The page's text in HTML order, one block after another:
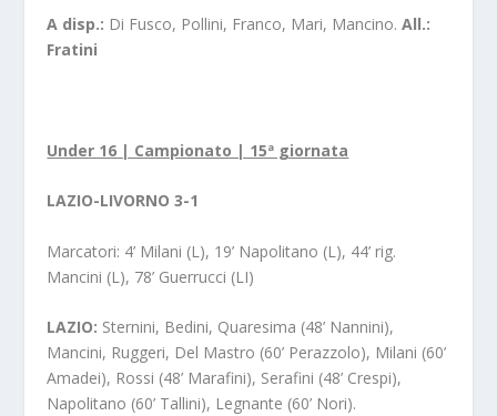
A disp.: Di Fusco, Pollini, Franco, Mari, Mancino.All.:
Fratini
Under 16 | Campionato | 15ª giornata
LAZIO-LIVORNO 3-1
Marcatori: 4’ Milani (L), 19’ Napolitano (L), 44’ rig.
Mancini (L), 78’ Guerrucci (LI)
LAZIO: Sternini, Bedini, Quaresima (48’ Nannini),
Mancini, Ruggeri, Del Mastro (60’ Perazzolo), Milani (60’
Amadei), Rossi (48’ Marafini), Serafini (48’ Crespi),
Napolitano (60’ Tallini), Legnante (60’ Nori).